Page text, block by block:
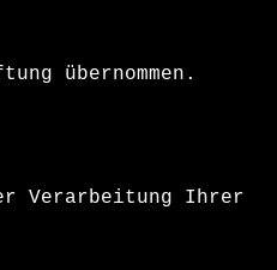
übernommen.
Verarbeitung Ihrer